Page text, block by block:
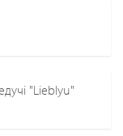
"Lieblyu"